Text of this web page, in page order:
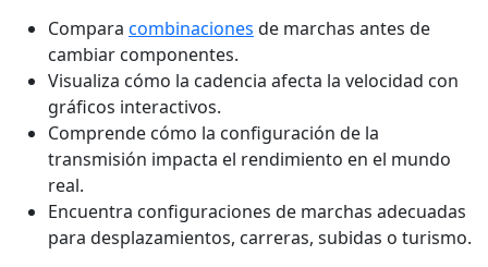
Compara combinaciones de marchas antes de
cambiar componentes.
Visualiza cómo la cadencia afecta la velocidad con
gráficos interactivos.
Comprende cómo la configuración de la
transmisión impacta el rendimiento en el mundo
real.
Encuentra configuraciones de marchas adecuadas
para desplazamientos, carreras, subidas o turismo.